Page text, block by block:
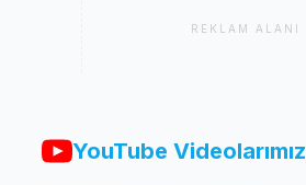
REKLAM ALANI
YouTube Videolarımız